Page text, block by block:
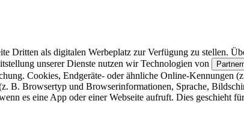
Dritten als digitalen Werbeplatz zur Verfügung zu stellen.
unserer Dienste nutzen wir Technologien von
Cookies, Endgeräte- oder ähnliche Online-Kennungen
B. Browsertyp und Browserinformationen, Sprache,
es eine App oder einer Webseite aufruft. Dies geschieht